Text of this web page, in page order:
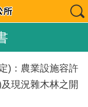
)：農業設施容許
現況雜木林之開